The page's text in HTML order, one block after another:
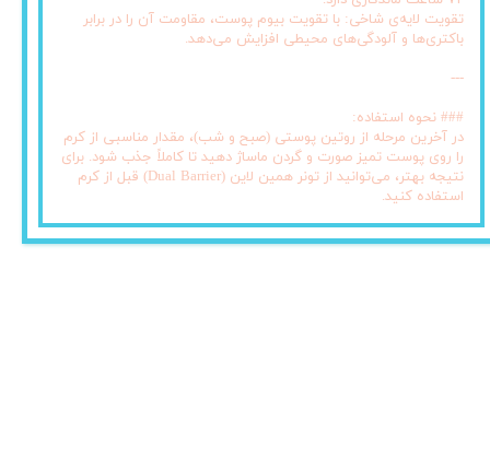
تقویت لایه‌ی شاخی: با تقویت بیوم پوست، مقاومت آن را در برابر
باکتری‌ها و آلودگی‌های محیطی افزایش می‌دهد.
---
### نحوه استفاده:
در آخرین مرحله از روتین پوستی (صبح و شب)، مقدار مناسبی از کرم
را روی پوست تمیز صورت و گردن ماساژ دهید تا کاملاً جذب شود. برای
نتیجه بهتر، می‌توانید از تونر همین لاین (Dual Barrier) قبل از کرم
استفاده کنید.